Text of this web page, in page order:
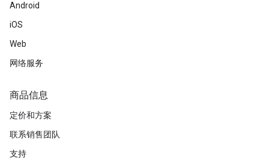
Android
iOS
Web
网络服务
商品信息
定价和方案
联系销售团队
支持